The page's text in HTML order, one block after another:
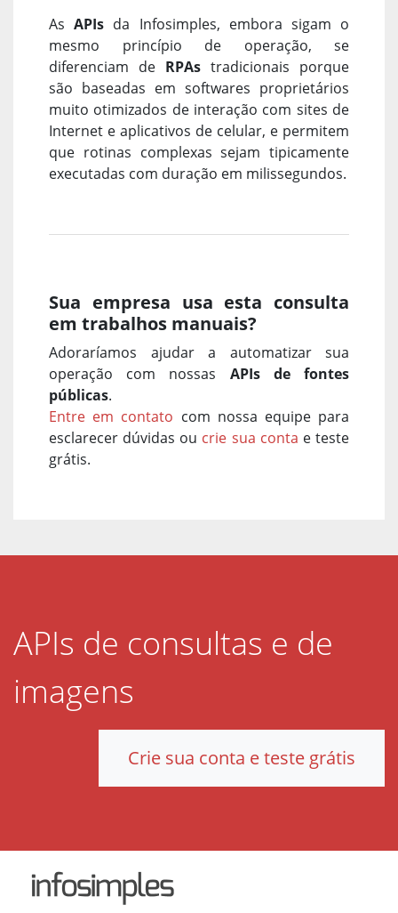
AsAPIs da Infosimples, embora sigam o
mesmo princípio de operação, se
diferenciam de RPAs tradicionais porque
são baseadas em softwares proprietários
muito otimizados de interação com sites de
Internet e aplicativos de celular, e permitem
que rotinas complexas sejam tipicamente
executadas com duração em milissegundos.
Sua empresa usa esta consulta
em trabalhos manuais?
Adoraríamos ajudar a automatizar sua
operação com nossas APIs de fontes
públicas.
Entre em contato com nossa equipe para
esclarecer dúvidas ou crie sua conta e teste
grátis.
APIs de consultas e de
imagens
Crie sua conta e teste grátis